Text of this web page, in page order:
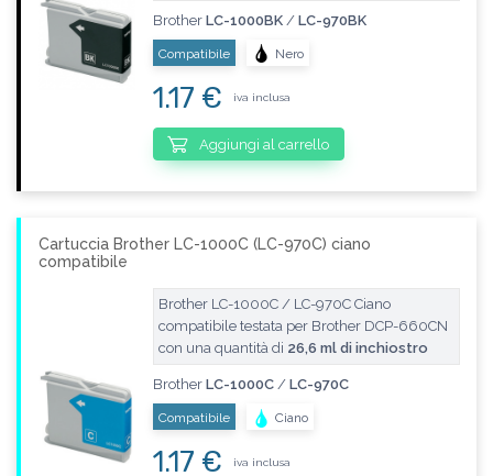
Brother LC-1000BK/ LC-970BK
Compatibile Nero
1.17 € iva inclusa
Aggiungi al carrello
Cartuccia Brother LC-1000C (LC-970C) ciano
compatibile
Brother LC-1000C / LC-970C Ciano
compatibile testata per Brother DCP-660CN
con una quantità di 26,6 ml di inchiostro
Brother LC-1000C/ LC-970C
Compatibile Ciano
1.17 € iva inclusa